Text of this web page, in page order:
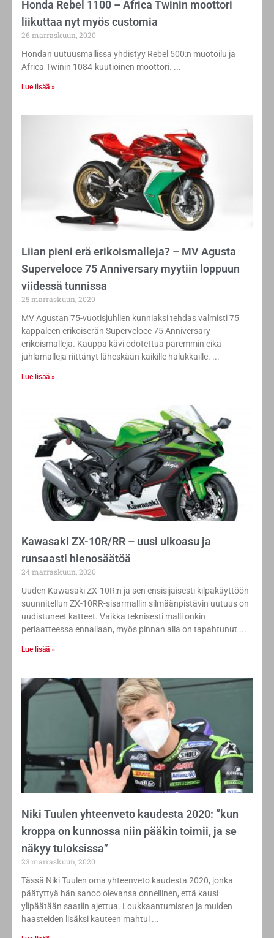
Honda Rebel 1100 – Africa Twinin moottori
liikuttaa nyt myös customia
26 marraskuun, 2020
Hondan uutuusmallissa yhdistyy Rebel 500:n muotoilu ja
Africa Twinin 1084-kuutioinen moottori.
Lue lisää »
Liian pieni erä erikoismalleja? – MV Agusta
Superveloce 75 Anniversary myytiin loppuun
viidessä tunnissa
25 marraskuun, 2020
MV Agustan 75-vuotisjuhlien kunniaksi tehdas valmisti 75
kappaleen erikoiserän Superveloce 75 Anniversary -
erikoismalleja. Kauppa kävi odotettua paremmin eikä
juhlamalleja riittänyt läheskään kaikille halukkaille.
Lue lisää »
Kawasaki ZX-10R/RR – uusi ulkoasu ja
runsaasti hienosäätöä
24 marraskuun, 2020
Uuden Kawasaki ZX-10R:n ja sen ensisijaisesti kilpakäyttöön
suunnitellun ZX-10RR-sisarmallin silmäänpistävin uutuus on
uudistuneet katteet. Vaikka teknisesti malli onkin
periaatteessa ennallaan, myös pinnan alla on tapahtunut
Lue lisää »
Niki Tuulen yhteenveto kaudesta 2020: ”kun
kroppa on kunnossa niin pääkin toimii, ja se
näkyy tuloksissa”
23 marraskuun, 2020
Tässä Niki Tuulen oma yhteenveto kaudesta 2020, jonka
päätyttyä hän sanoo olevansa onnellinen, että kausi
ylipäätään saatiin ajettua. Loukkaantumisten ja muiden
haasteiden lisäksi kauteen mahtui